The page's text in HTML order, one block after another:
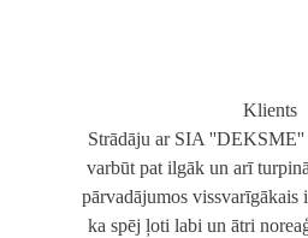
Klients
Strādāju ar SIA ''DEKSME''
varbūt pat ilgāk un arī
pārvadājumos vissvarīgākais
ka spēj ļoti labi un ātri